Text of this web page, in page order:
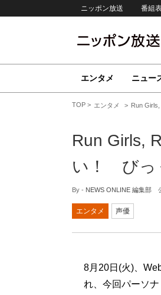
ニッポン放送 番組
エンタメ ニュー
TOP エンタメ Run
Run Girls,
い！ びっ
By - NEWS ONLINE 編集部
エンタメ 声優
8月20日(火)、
れ、今回パーソ